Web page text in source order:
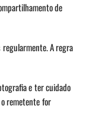
de
A regra
e ter cuidado
remetente for